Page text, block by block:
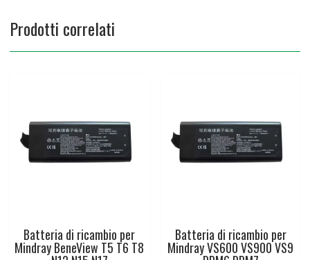
Prodotti correlati
Batteria di ricambio per
Mindray BeneView T5 T6 T8
Batteria di ricambio per
Mindray VS600 VS900 VS9